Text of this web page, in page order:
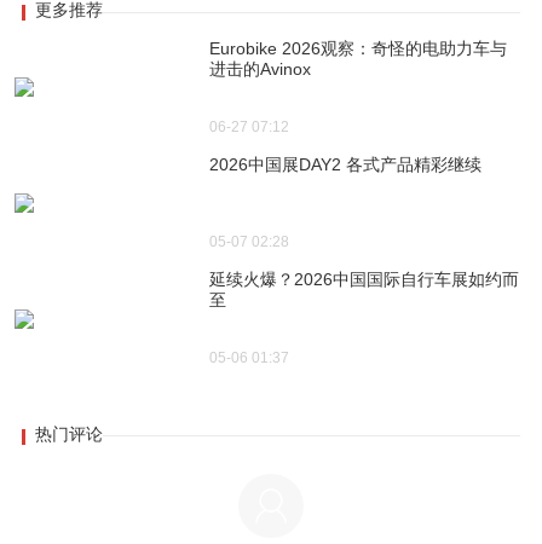
更多推荐
Eurobike 2026观察：奇怪的电助力车与
进击的Avinox
06-27 07:12
2026中国展DAY2 各式产品精彩继续
05-07 02:28
延续火爆？2026中国国际自行车展如约而
至
05-06 01:37
热门评论